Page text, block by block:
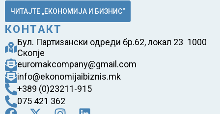
ЧИТАЈТЕ „ЕКОНОМИЈА И БИЗНИС“
КОНТАКТ
Бул. Партизански одреди бр.62, локал 23 1000
Скопје
euromakcompany@gmail.com
info@ekonomijaibiznis.mk
+389 (0)23211-915
075 421 362